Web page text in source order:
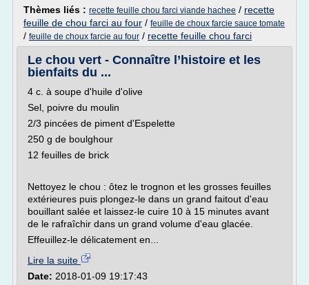
Thèmes liés : recette feuille chou farci viande hachee / recette
feuille de chou farci au four / feuille de choux farcie sauce tomate
/ feuille de choux farcie au four / recette feuille chou farci
Le chou vert - Connaître l’histoire et les
bienfaits du ...
4 c. à soupe d'huile d'olive
Sel, poivre du moulin
2/3 pincées de piment d'Espelette
250 g de boulghour
12 feuilles de brick
Nettoyez le chou : ôtez le trognon et les grosses feuilles
extérieures puis plongez-le dans un grand faitout d'eau
bouillant salée et laissez-le cuire 10 à 15 minutes avant
de le rafraîchir dans un grand volume d'eau glacée.
Effeuillez-le délicatement en...
Lire la suite
Date: 2018-01-09 19:17:43